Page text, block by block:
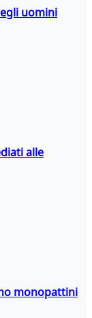
uomini
alle
monopattini